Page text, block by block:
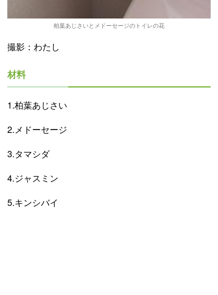
柏葉あじさいとメドーセージのトイレの花
撮影：わたし
材料
1.柏葉あじさい
2.メドーセージ
3.タマシダ
4.ジャスミン
5.キンシバイ